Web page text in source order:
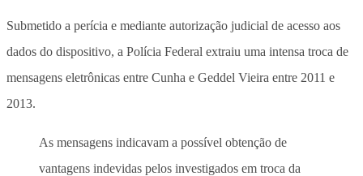
Submetido a perícia e mediante autorização judicial de acesso aos
dados do dispositivo, a Polícia Federal extraiu uma intensa troca de
mensagens eletrônicas entre Cunha e Geddel Vieira entre 2011 e
2013.
As mensagens indicavam a possível obtenção de
vantagens indevidas pelos investigados em troca da